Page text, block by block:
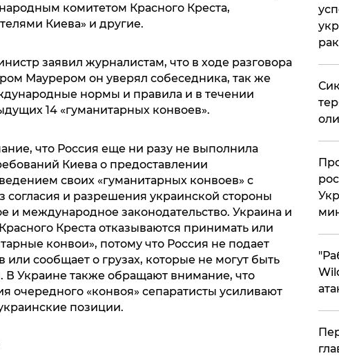
комитетом Красного Креста,
Киева» и другие.
заявил журналистам, что в ходе разговора
Маурером он уверял собеседника, так же
нормы и правила и в течении
14 «гуманитарных конвоев».
что Россия еще ни разу не выполнила
Киева о предоставлении
своих «гуманитарных конвоев» с
согласия и разрешения украинской стороны
и международное законодательство. Украина и
Креста отказываются принимать или
конвои», потому что Россия не подает
или сообщает о грузах, которые не могут быть
Украине также обращают внимание, что
очередного «конвоя» сепаратисты усиливают
позиции.